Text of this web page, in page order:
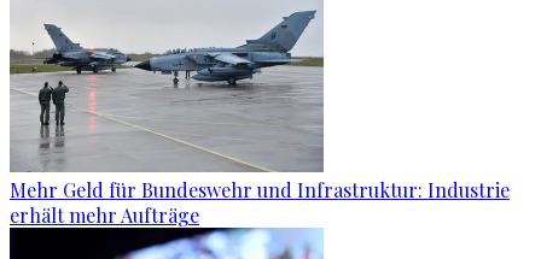
Mehr Geld für Bundeswehr und Infrastruktur: Industrie
erhält mehr Aufträge